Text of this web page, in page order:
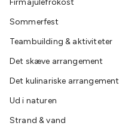
Sommerfest
Teambuilding & aktiviteter
Det skæve arrangement
Det kulinariske arrangement
Ud i naturen
Strand & vand